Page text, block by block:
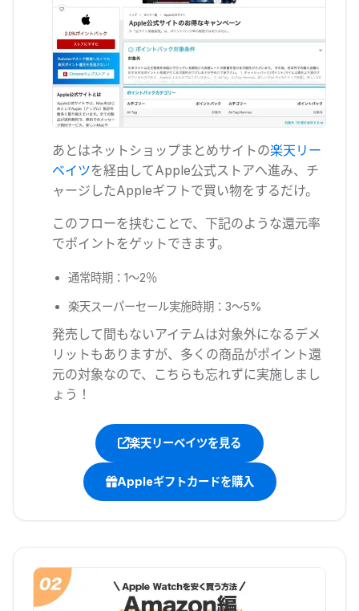
あとはネットショップまとめサイトの楽天リー
ベイツを経由してApple公式ストアへ進み、チ
ャージしたAppleギフトで買い物をするだけ。
このフローを挟むことで、下記のような還元率
でポイントをゲットできます。
通常時期：1〜2％
楽天スーパーセール実施時期：3〜5%
発売して間もないアイテムは対象外になるデメ
リットもありますが、多くの商品がポイント還
元の対象なので、こちらも忘れずに実施しまし
ょう！
楽天リーベイツを見る
Appleギフトカードを購入